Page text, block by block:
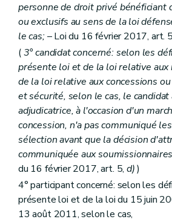
Art. 64
Art. 65
Chapitre 3 Mécanisme
Titre IV
Chapitre Unique
Art. 67
Art. 68
Art. 69
personne de droit privé bénéficiant
ou exclusifs au sens de la loi
le cas;– Loi du 16 février 2017, art.
(3° candidat concerné: selon les
présente loi et de la loi relative aux
de la loi relative aux concessions
et sécurité, selon le cas, le
adjudicatrice, à l'occasion d'un
concession, n'a pas communiqué
sélection avant que la décision
communiquée aux
du 16 février 2017, art. 5, d))
4° participant concerné: selon les
présente loi et de la loi du 15 juin
13 août 2011, selon le cas,